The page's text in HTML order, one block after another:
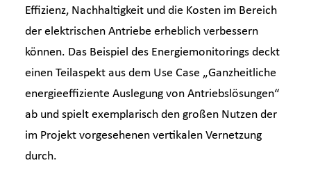
Effizienz, Nachhaltigkeit und die Kosten im Bereich
der elektrischen Antriebe erheblich verbessern
können. Das Beispiel des Energiemonitorings deckt
einen Teilaspekt aus dem Use Case „Ganzheitliche
energieeffiziente Auslegung von Antriebslösungen“
ab und spielt exemplarisch den großen Nutzen der
im Projekt vorgesehenen vertikalen Vernetzung
durch.